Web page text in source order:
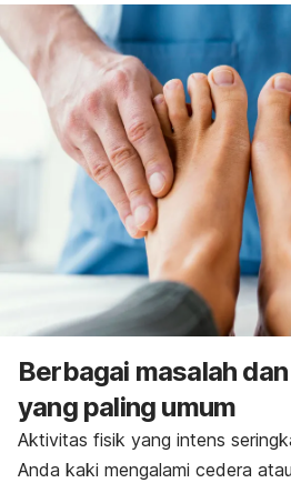
Berbagai masalah
yang paling umum
Aktivitas fisik yang intens
Anda kaki mengalami cedera